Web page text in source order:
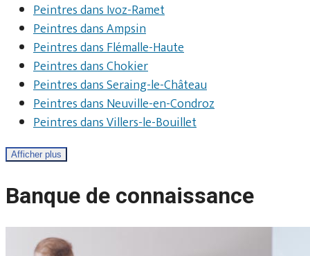
Peintres dans Ivoz-Ramet
Peintres dans Ampsin
Peintres dans Flémalle-Haute
Peintres dans Chokier
Peintres dans Seraing-le-Château
Peintres dans Neuville-en-Condroz
Peintres dans Villers-le-Bouillet
Afficher plus
Banque de connaissance